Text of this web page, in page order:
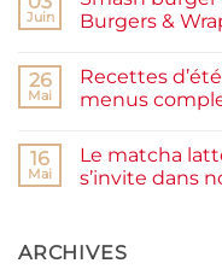
rapide
Pancakes
à
complète,
et
Juin
Burgers &
sur
burger
testé
Packman
Burgers &
Grande
Motte
26
Mai
Recettes
menus
sur
Recettes
d’été
j’ai
créé
16
Mai
Le matcha
s’invite dans
Le
matcha
ARCHIVES